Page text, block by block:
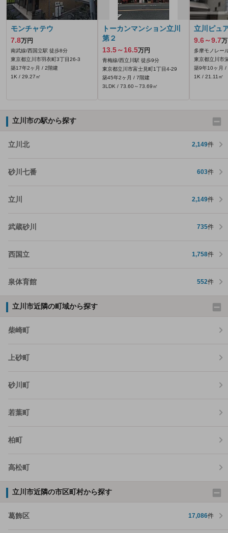
モンチャテウ
7.8万円
南武線/西国立駅 徒歩8分
東京都立川市羽衣町3丁目26-3
築17年2ヶ月 / 2階建
1K / 29.27㎡
トーカンマンション立川
第２
13.5～16.5万円
青梅線/西立川駅 徒歩9分
東京都立川市富士見町1丁目4-29
築45年2ヶ月 / 7階建
3LDK / 73.60～73.69㎡
立川ピュ
9.6～9.7
多摩モノレー
東京都立川市
築9年10ヶ月 /
1K / 21.11㎡
立川市の駅から探す
立川北 2,149件
砂川七番 603件
立川 2,149件
武蔵砂川 735件
西国立 1,758件
泉体育館 552件
立川市近隣の町域から探す
柴崎町
上砂町
砂川町
若葉町
柏町
高松町
立川市近隣の市区町村から探す
葛飾区 17,086件